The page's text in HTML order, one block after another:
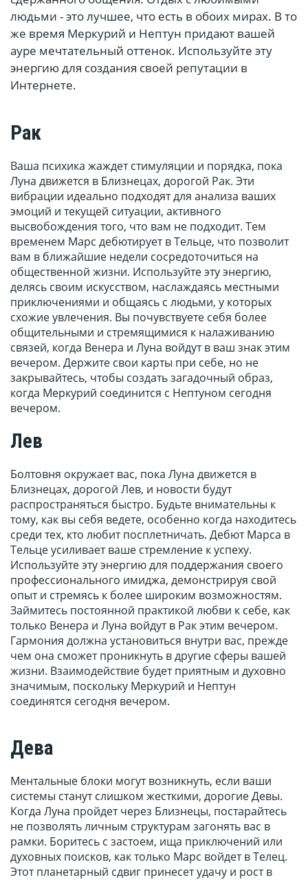
людьми - это лучшее, что есть в обоих мирах. В то
же время Меркурий и Нептун придают вашей
ауре мечтательный оттенок. Используйте эту
энергию для создания своей репутации в
Интернете.
Рак
Ваша психика жаждет стимуляции и порядка, пока
Луна движется в Близнецах, дорогой Рак. Эти
вибрации идеально подходят для анализа ваших
эмоций и текущей ситуации, активного
высвобождения того, что вам не подходит. Тем
временем Марс дебютирует в Тельце, что позволит
вам в ближайшие недели сосредоточиться на
общественной жизни. Используйте эту энергию,
делясь своим искусством, наслаждаясь местными
приключениями и общаясь с людьми, у которых
схожие увлечения. Вы почувствуете себя более
общительными и стремящимися к налаживанию
связей, когда Венера и Луна войдут в ваш знак этим
вечером. Держите свои карты при себе, но не
закрывайтесь, чтобы создать загадочный образ,
когда Меркурий соединится с Нептуном сегодня
вечером.
Лев
Болтовня окружает вас, пока Луна движется в
Близнецах, дорогой Лев, и новости будут
распространяться быстро. Будьте внимательны к
тому, как вы себя ведете, особенно когда находитесь
среди тех, кто любит посплетничать. Дебют Марса в
Тельце усиливает ваше стремление к успеху.
Используйте эту энергию для поддержания своего
профессионального имиджа, демонстрируя свой
опыт и стремясь к более широким возможностям.
Займитесь постоянной практикой любви к себе, как
только Венера и Луна войдут в Рак этим вечером.
Гармония должна установиться внутри вас, прежде
чем она сможет проникнуть в другие сферы вашей
жизни. Взаимодействие будет приятным и духовно
значимым, поскольку Меркурий и Нептун
соединятся сегодня вечером.
Дева
Ментальные блоки могут возникнуть, если ваши
системы станут слишком жесткими, дорогие Девы.
Когда Луна пройдет через Близнецы, постарайтесь
не позволять личным структурам загонять вас в
рамки. Боритесь с застоем, ища приключений или
духовных поисков, как только Марс войдет в Телец.
Этот планетарный сдвиг принесет удачу и рост в